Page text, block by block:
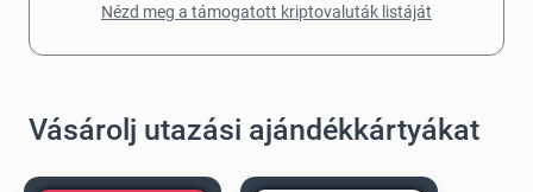
Nézd meg a támogatott kriptovaluták listáját
Vásárolj utazási ajándékkártyákat